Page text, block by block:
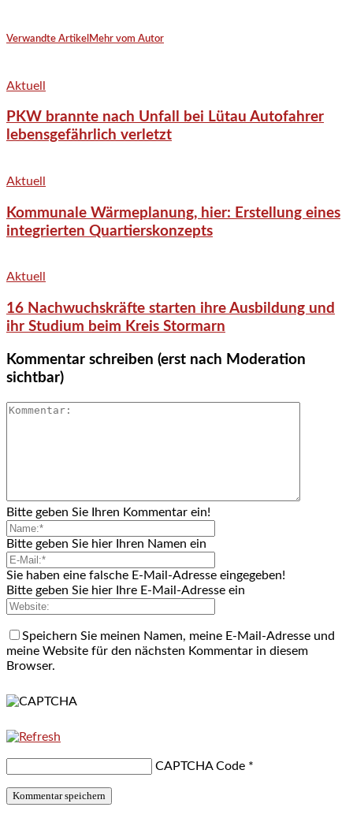
Verwandte Artikel Mehr vom Autor
Aktuell
PKW brannte nach Unfall bei Lütau Autofahrer
lebensgefährlich verletzt
Aktuell
Kommunale Wärmeplanung, hier: Erstellung eines
integrierten Quartierskonzepts
Aktuell
16 Nachwuchskräfte starten ihre Ausbildung und
ihr Studium beim Kreis Stormarn
Kommentar schreiben (erst nach Moderation
sichtbar)
Bitte geben Sie Ihren Kommentar ein!
Bitte geben Sie hier Ihren Namen ein
Sie haben eine falsche E-Mail-Adresse eingegeben!
Bitte geben Sie hier Ihre E-Mail-Adresse ein
Speichern Sie meinen Namen, meine E-Mail-Adresse und
meine Website für den nächsten Kommentar in diesem
Browser.
CAPTCHA Code *